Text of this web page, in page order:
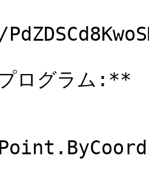
ログラム:**